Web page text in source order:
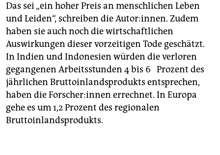
Das sei „ein hoher Preis an menschlichen Leben
und Leiden“, schreiben die Autor:innen. Zudem
haben sie auch noch die wirtschaftlichen
Auswirkungen dieser vorzeitigen Tode geschätzt.
In Indien und Indonesien würden die verloren
gegangenen Arbeitsstunden 4 bis 6 Prozent des
jährlichen Bruttoinlandsprodukts entsprechen,
haben die Forscher:innen errechnet. In Europa
gehe es um 1,2 Prozent des regionalen
Bruttoinlandsprodukts.